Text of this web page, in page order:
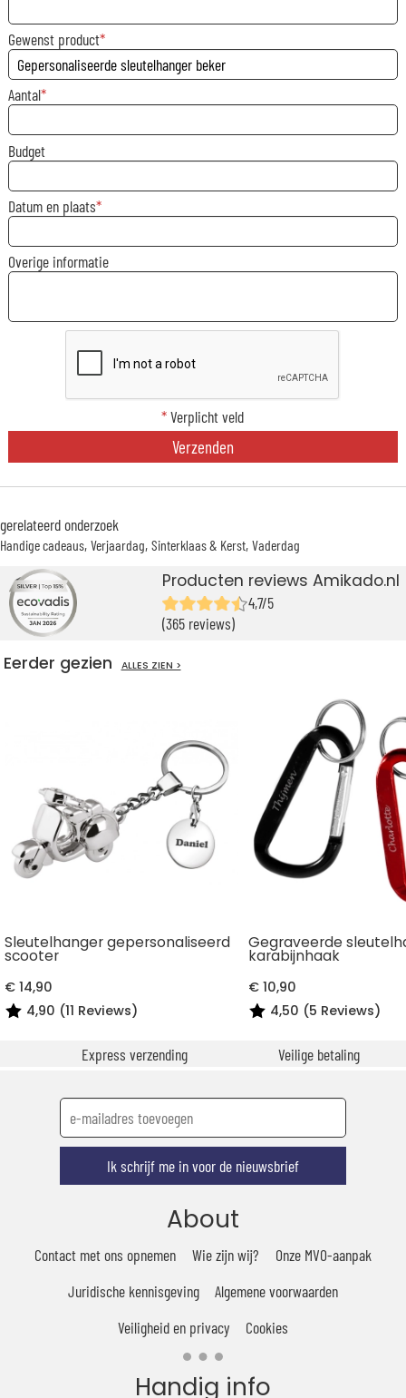
Gewenst product
Aantal
Budget
Datum en plaats
Overige informatie
*Verplicht veld
Verzenden
gerelateerd onderzoek
Handige cadeaus Verjaardag Sinterklaas & Kerst Vaderdag
Producten reviews Amikado.nl
4,7/5
(365 reviews)
Eerder gezien ALLES ZIEN >
Sleutelhanger gepersonaliseerd
scooter
€ 14,90
4,90 (11 Reviews)
Gegraveerde
karabijnhaak
€ 10,90
4,50 (5 Reviews)
Express verzending Veilige betaling
Ik schrijf me in voor de nieuwsbrief
About
Contact met ons opnemen Wie zijn wij?
Onze MVO-aanpak
Juridische kennisgeving
Algemene voorwaarden
Veiligheid en privacy
Cookies
Handig info